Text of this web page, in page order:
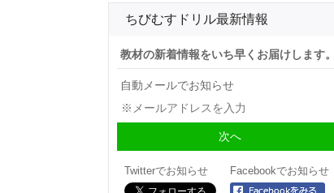
ちびむすドリル最新情報
教材の新着情報をいち早くお届けします。
自動メールでお知らせ
Twitterでお知らせ Facebookでお知らせ